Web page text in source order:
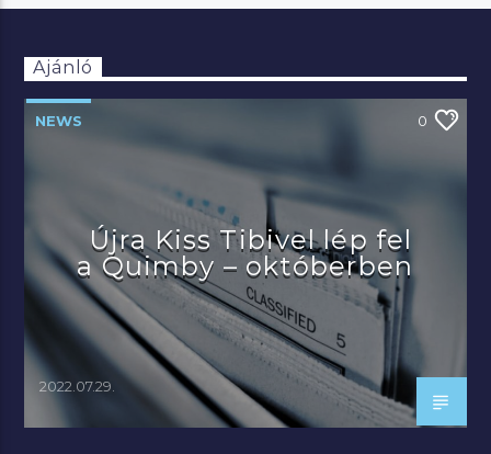
Ajánló
NEWS 0
Újra Kiss Tibivel lép fel
a Quimby – októberben
2022.07.29.